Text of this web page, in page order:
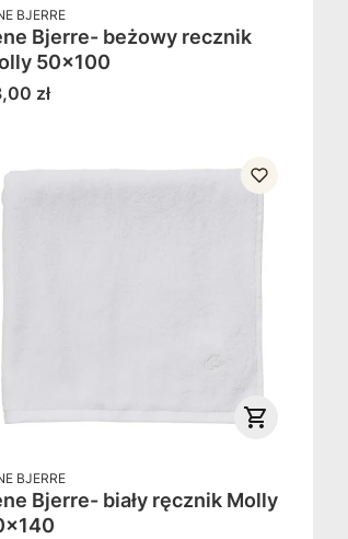
BJERRE
Bjerre- beżowy recznik
50x100
zł
BJERRE
Bjerre- biały ręcznik Molly